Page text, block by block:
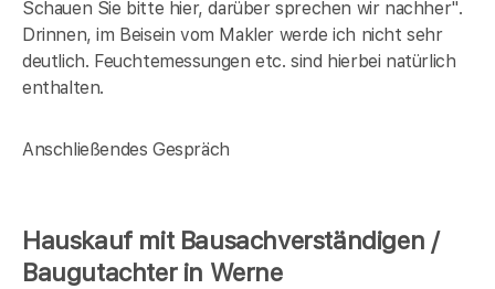
Schauen Sie bitte hier, darüber sprechen wir nachher".
Drinnen, im Beisein vom Makler werde ich nicht sehr
deutlich. Feuchtemessungen etc. sind hierbei natürlich
enthalten.
Anschließendes Gespräch
Hauskauf mit Bausachverständigen /
Baugutachter in Werne